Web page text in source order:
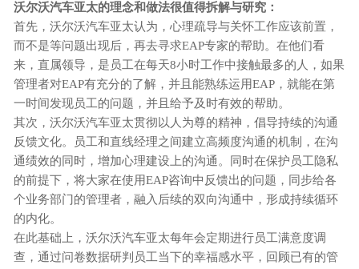
沃尔沃汽车亚太的理念和做法很值得拆解与研究：
首先，沃尔沃汽车亚太认为，心理疏导与关怀工作应该前置，
而不是等问题出现后，再去寻求EAP专家的帮助。在他们看
来，直属领导，是员工在每天8小时工作中接触最多的人，如果
管理者对EAP有充分的了解，并且能熟练运用EAP，就能在第
一时间发现员工的问题，并且给予及时有效的帮助。
其次，沃尔沃汽车亚太贯彻以人为尊的精神，倡导持续的沟通
反馈文化。员工和直线经理之间建立高频度沟通的机制，在沟
通绩效的同时，增加心理建设上的沟通。同时在保护员工隐私
的前提下，将大家在使用EAP咨询中反馈出的问题，同步给各
个业务部门的管理者，融入后续的双向沟通中，形成持续循环
的内化。
在此基础上，沃尔沃汽车亚太每年会定期进行员工满意度调
查，通过问卷数据研判员工当下的幸福感水平，回顾已有的管